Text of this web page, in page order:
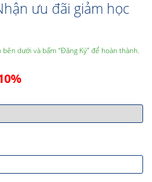
ưu đãi giảm học
dưới và bấm “Đăng Ký” để hoàn thành.